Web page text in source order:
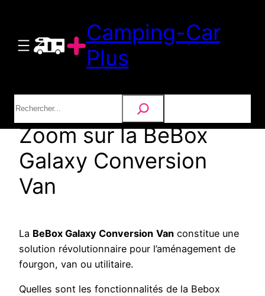
contenu
Camping-Car
Plus
Zoom sur la BeBox
Galaxy Conversion
Van
La BeBox Galaxy Conversion Van constitue une
solution révolutionnaire pour l’aménagement de
fourgon, van ou utilitaire.
Quelles sont les fonctionnalités de la Bebox